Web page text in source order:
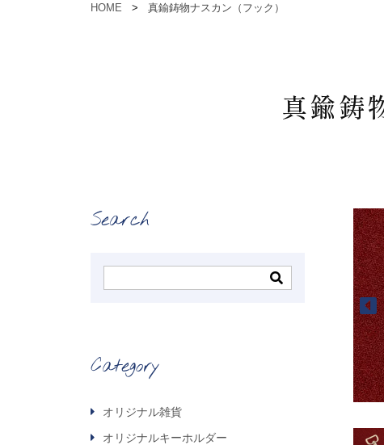
HOME
真鍮鋳物ナスカン（フック）
真鍮鋳
Search
Category
オリジナル雑貨
オリジナルキーホルダー